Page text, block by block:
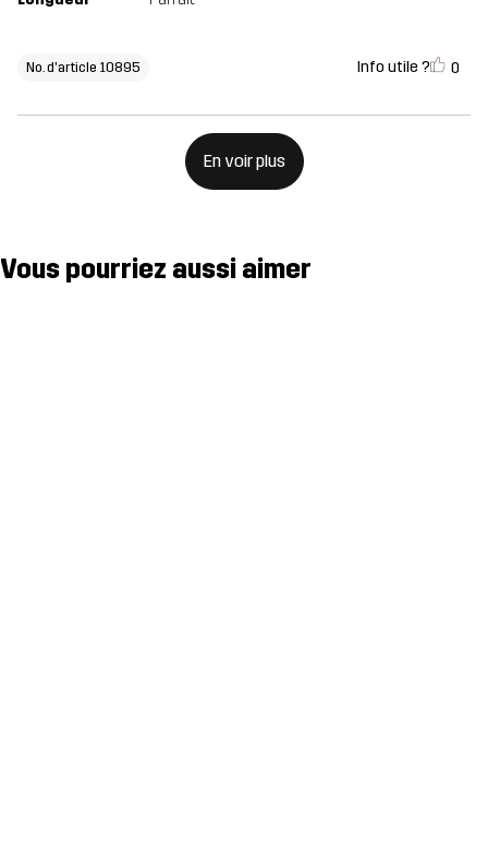
No. d'article 10895 Info utile ? 0
En voir plus
Vous pourriez aussi aimer